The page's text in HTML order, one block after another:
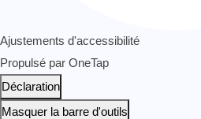
Ajustements d'accessibilité
Propulsé par OneTap
Déclaration
Masquer la barre d'outils